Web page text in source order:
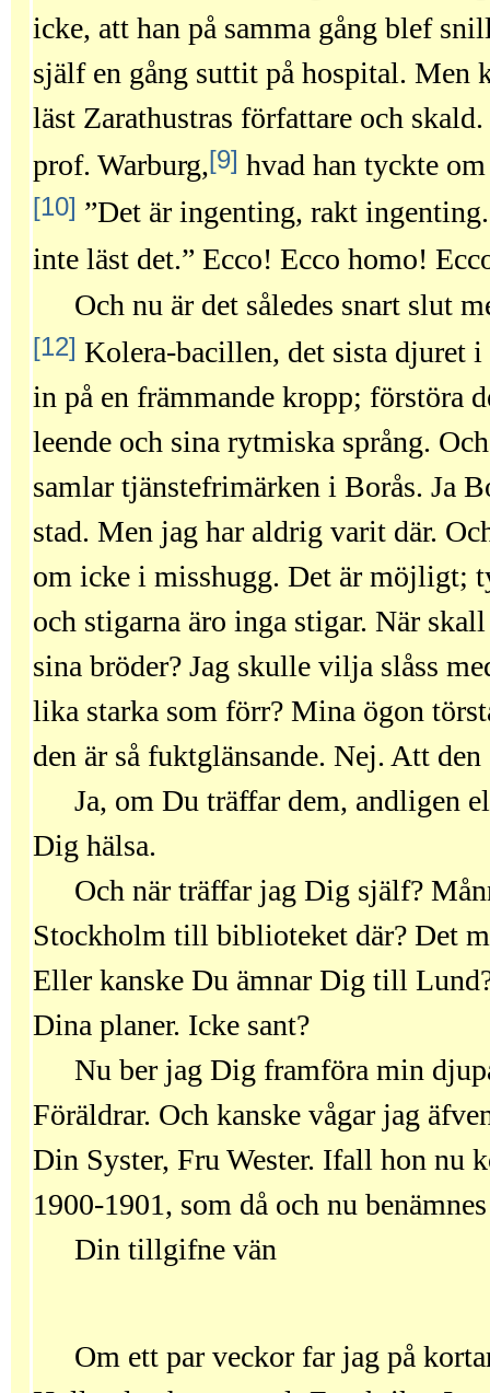
icke, att han på samma gång blef
själf en gång suttit på hospital. Men
läst Zarathustras författare och
prof. Warburg,[9] hvad han tyckte
[10] ”Det är ingenting, rakt
inte läst det.” Ecco! Ecco homo!
Och nu är det således snart slut
[12] Kolera-bacillen, det sista djuret
in på en främmande kropp; förstöra
leende och sina rytmiska språng.
samlar tjänstefrimärken i Borås. Ja
stad. Men jag har aldrig varit där.
om icke i misshugg. Det är möjligt;
och stigarna äro inga stigar. När
sina bröder? Jag skulle vilja slåss
lika starka som förr? Mina ögon
den är så fuktglänsande. Nej. Att
Ja, om Du träffar dem, andligen
Dig hälsa.
Och när träffar jag Dig själf?
Stockholm till biblioteket där? Det
Eller kanske Du ämnar Dig till
Dina planer. Icke sant?
Nu ber jag Dig framföra min
Föräldrar. Och kanske vågar jag
Din Syster, Fru Wester. Ifall hon nu
1900-1901, som då och nu benämnes
Din tillgifne vän
Om ett par veckor far jag på